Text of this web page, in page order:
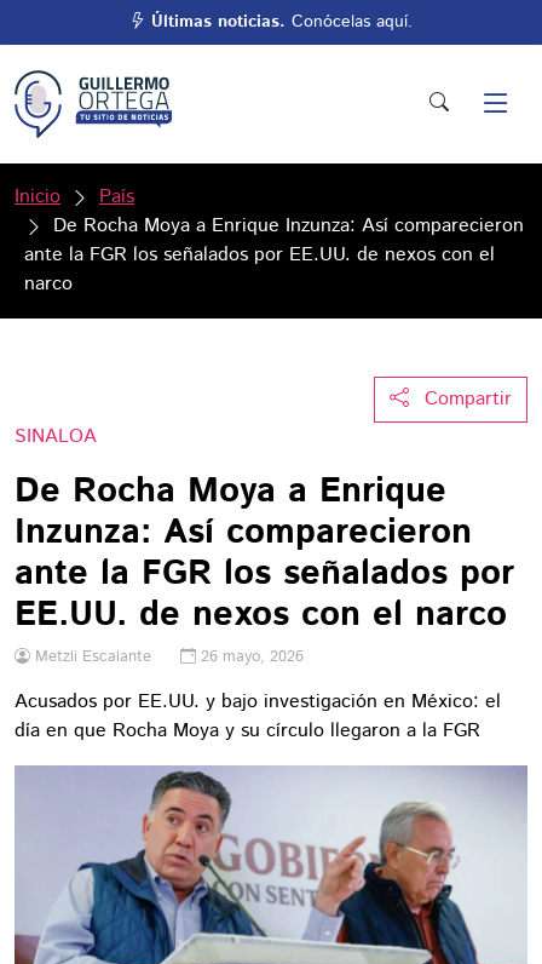
Últimas noticias. Conócelas aquí.
Inicio
País
De Rocha Moya a Enrique Inzunza: Así comparecieron
ante la FGR los señalados por EE.UU. de nexos con el
narco
Compartir
SINALOA
De Rocha Moya a Enrique
Inzunza: Así comparecieron
ante la FGR los señalados por
EE.UU. de nexos con el narco
Metzli Escalante 26 mayo, 2026
Acusados por EE.UU. y bajo investigación en México: el
día en que Rocha Moya y su círculo llegaron a la FGR